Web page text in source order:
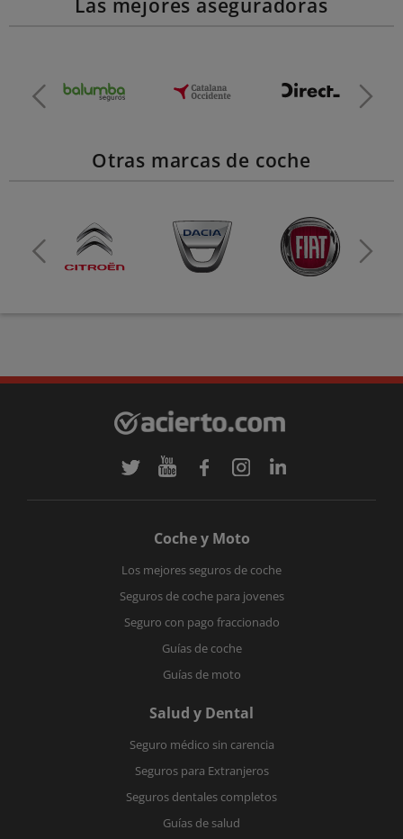
Las mejores aseguradoras
Otras marcas de coche
Coche y Moto
Los mejores seguros de coche
Seguros de coche para jovenes
Seguro con pago fraccionado
Guías de coche
Guías de moto
Salud y Dental
Seguro médico sin carencia
Seguros para Extranjeros
Seguros dentales completos
Guías de salud